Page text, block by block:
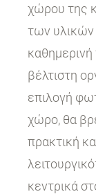
χώρου της
των υλικών
βέλτιστη
επιλογή
χώρο, θα
πρακτική
κεντρικά